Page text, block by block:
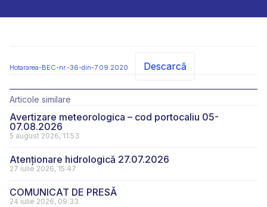
Hotararea-BEC-nr.-36-din-7.09.2020 Descarcă
Articole similare
Avertizare meteorologica – cod portocaliu 05-
07.08.2026
5 august 2026, 11:53
Atenționare hidrologică 27.07.2026
27 iulie 2026, 15:47
COMUNICAT DE PRESĂ
24 iulie 2026, 09:33